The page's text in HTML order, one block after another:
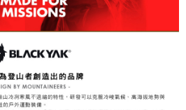
退款等相關疑問，請聯繫「AFTEE先享後付
support/home
司提供之「AFTEE先享後付」服務完成之交
。
瀏覽以下網址：
以上)免運費
以上)免運費
以上)免運費